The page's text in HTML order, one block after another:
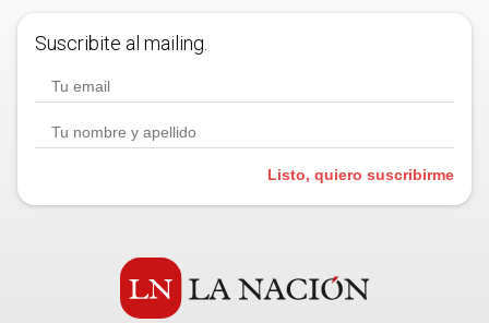
Suscribite al mailing.
Listo, quiero suscribirme